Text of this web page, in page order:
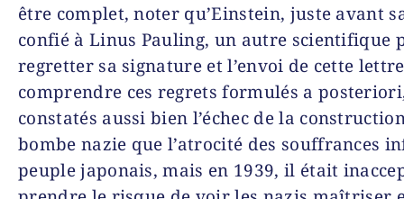
être complet, noter qu’Einstein, juste avant
confié à Linus Pauling, un autre scientifique
regretter sa signature et l’envoi de cet­te
comprendre ces regrets formulés a
constatés aussi bien l’échec de la
bombe nazie que l’atrocité des souffrances
peuple japonais, mais en 1939, il était